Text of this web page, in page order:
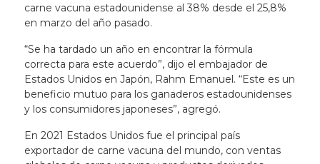
carne vacuna estadounidense al 38% desde el 25,8%
en marzo del año pasado.
“Se ha tardado un año en encontrar la fórmula
correcta para este acuerdo”, dijo el embajador de
Estados Unidos en Japón, Rahm Emanuel. “Este es un
beneficio mutuo para los ganaderos estadounidenses
y los consumidores japoneses”, agregó.
En 2021 Estados Unidos fue el principal país
exportador de carne vacuna del mundo, con ventas